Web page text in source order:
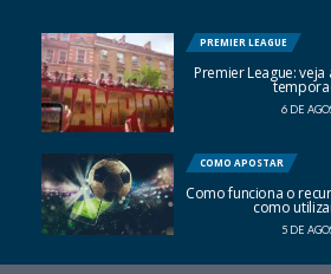
PREMIER LEAGUE
Premier League:
6 DE
COMO APOSTAR
Como funciona o
como
5 DE